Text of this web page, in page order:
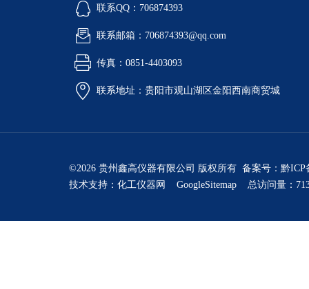
联系QQ：706874393
联系邮箱：706874393@qq.com
传真：0851-4403093
联系地址：贵阳市观山湖区金阳西南商贸城
©2026 贵州鑫高仪器有限公司 版权所有 备案号： 黔ICP
技术支持： 化工仪器网 GoogleSitemap 总访问量：